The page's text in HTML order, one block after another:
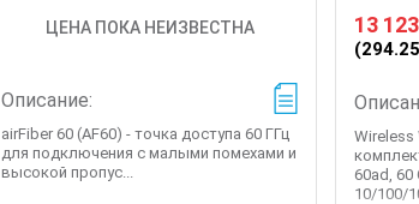
ЦЕНА ПОКА НЕИЗВЕСТНА
Описание:
airFiber 60 (AF60) - точка доступа 60 ГГц
для подключения с малыми помехами и
высокой пропус...
13
Wireless
60ad, 60
10/100/